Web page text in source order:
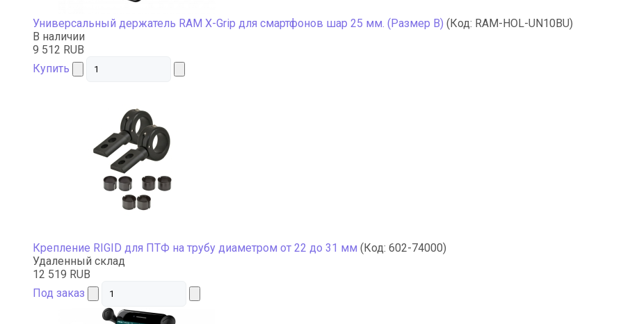
Универсальный держатель RAM X-Grip для смартфонов шар 25 мм. (Размер В) (Код: RAM-HOL-UN10BU)
В наличии
9 512 RUB
Купить
Крепление RIGID для ПТФ на трубу диаметром от 22 до 31 мм (Код: 602-74000)
Удаленный склад
12 519 RUB
Под заказ